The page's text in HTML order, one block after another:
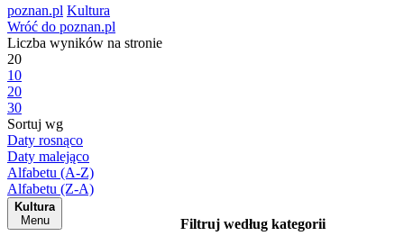
poznan.pl Kultura
Wróć do poznan.pl
Liczba wyników na stronie
20
10
20
30
Sortuj wg
Daty rosnąco
Daty malejąco
Alfabetu (A-Z)
Alfabetu (Z-A)
Kultura
Menu
Filtruj według kategorii